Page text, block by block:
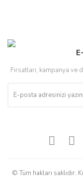
Fırsatları, kampanya
© Tüm hakları saklıdır.